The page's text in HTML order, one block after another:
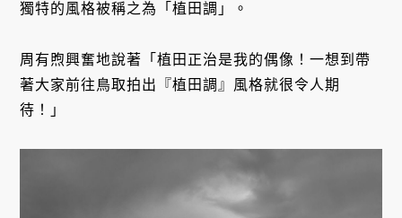
獨特的風格被稱之為「植田調」。
周有煦興奮地說著「植田正治是我的偶像！一想到帶
著大家前往鳥取拍出『植田調』風格就很令人期
待！」